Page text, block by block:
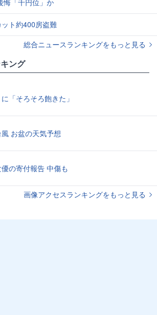
ト約400房盗難
総合ニュースランキングをもっと見る
ング
「そろそろ飽きた」
風 お盆の天気予想
の寄付報告 中傷も
画像アクセスランキングをもっと見る